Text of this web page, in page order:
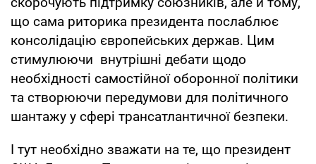
що сама риторика президента послаблює
консолідацію європейських держав. Цим
стимулюючи внутрішні дебати щодо
необхідності самостійної оборонної політики
та створюючи передумови для політичного
шантажу у сфері трансатлантичної безпеки.
І тут необхідно зважати на те, що президент